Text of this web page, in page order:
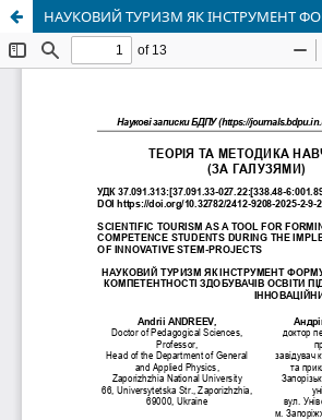
НАУКОВИЙ ТУРИЗМ ЯК ІНСТРУМЕНТ